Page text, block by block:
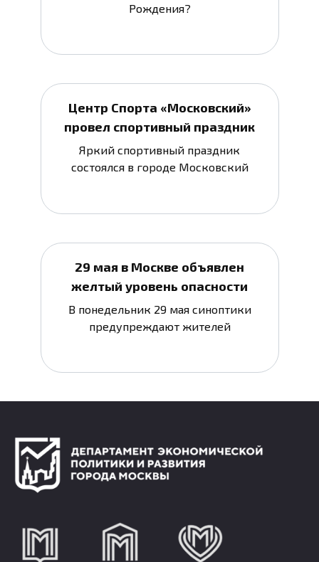
Рождения?
Центр Спорта «Московский»
провел спортивный праздник
Яркий спортивный праздник
состоялся в городе Московский
29 мая в Москве объявлен
желтый уровень опасности
В понедельник 29 мая синоптики
предупреждают жителей